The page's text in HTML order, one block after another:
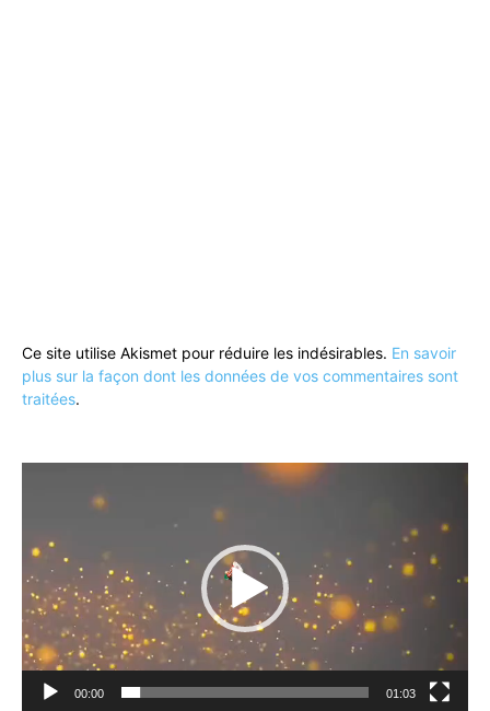
Ce site utilise Akismet pour réduire les indésirables. En savoir
plus sur la façon dont les données de vos commentaires sont
traitées.
00:00 01:03